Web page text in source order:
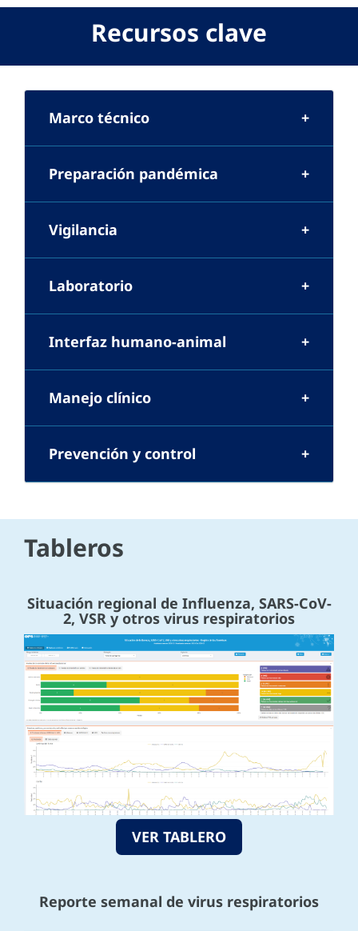
Recursos clave
Marco técnico
Preparación pandémica
Vigilancia
Laboratorio
Interfaz humano-animal
Manejo clínico
Prevención y control
Tableros
Situación regional de Influenza, SARS-CoV-
2, VSR y otros virus respiratorios
VER TABLERO
Reporte semanal de virus respiratorios